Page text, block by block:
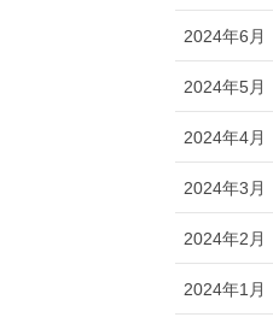
2024年6月
2024年5月
2024年4月
2024年3月
2024年2月
2024年1月